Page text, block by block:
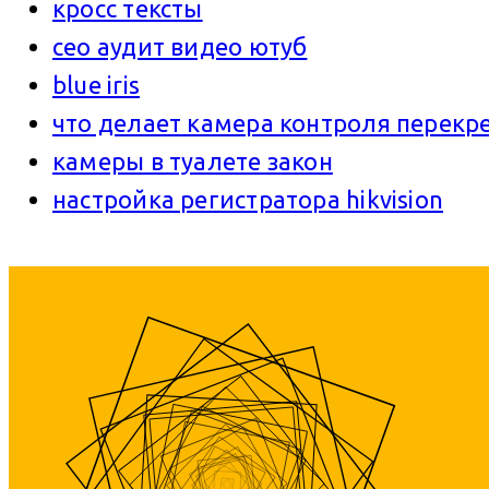
кросс тексты
сео аудит видео ютуб
blue iris
что делает камера контроля
камеры в туалете закон
настройка регистратора hikvision